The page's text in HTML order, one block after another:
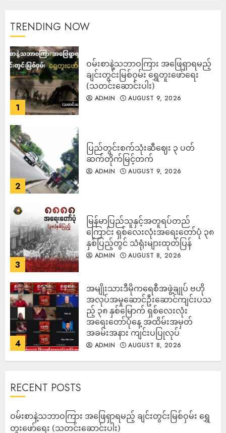
TRENDING NOW
1
ဝမ်းစာနဲ့သဘာဝကြား အဖြေရှာရမည့်
ချင်းတွင်းမြစ်ဝှမ်း ရွှေတူးဖော်ရေး
(သတင်းဆောင်းပါး)
ADMIN AUGUST 9, 2026
2
ပြည်တွင်းစက်သုံးဆီဈေး ၃ ပတ်
ဆက်တိုက်မြင့်တက်
ADMIN AUGUST 9, 2026
3
မြန်မာပြည်သူနှင့်အတူရပ်တည်
ကြောင်း ရှစ်လေးလုံးအရေးတော်ပုံ ၃၈
နှစ်ပြည့်တွင် သံရုံးများထုတ်ပြန်
ADMIN AUGUST 8, 2026
4
အမျိုးသားဒီမိုကရေစီအဖွဲ့ချုပ် ဗဟို
အလုပ်အမှုဆောင်ဦးဆောင်ကျင်းပသ
ည့် ၃၈ နှစ်မြောက် ရှစ်လေးလုံး
အရေးတော်ပုံနေ့ အထိမ်းအမှတ်
အခမ်းအနား ကျင်းပပြုလုပ်
ADMIN AUGUST 8, 2026
RECENT POSTS
ဝမ်းစာနဲ့သဘာဝကြား အဖြေရှာရမည့် ချင်းတွင်းမြစ်ဝှမ်း ရွှေ
တူးဖော်ရေး (သတင်းဆောင်းပါး)